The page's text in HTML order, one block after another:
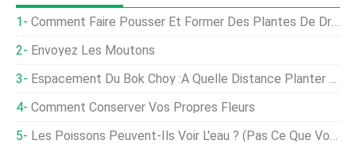
Comment Faire Pousser Et Former Des Plantes De Dracaena En Bonsaï
Envoyez Les Moutons
Espacement Du Bok Choy :à Quelle Distance Planter Votre Culture
Comment Conserver Vos Propres Fleurs
Les Poissons Peuvent-Ils Voir L'eau ? (Pas Ce Que Vous Pourriez Penser)